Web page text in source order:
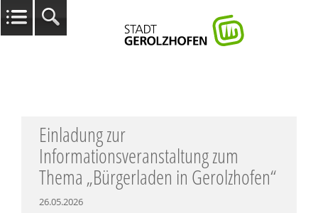
Einladung zur
Informationsveranstaltung zum
Thema „Bürgerladen in Gerolzhofen“
26.05.2026